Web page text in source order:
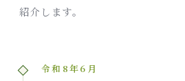
紹介します。
令和8年6月